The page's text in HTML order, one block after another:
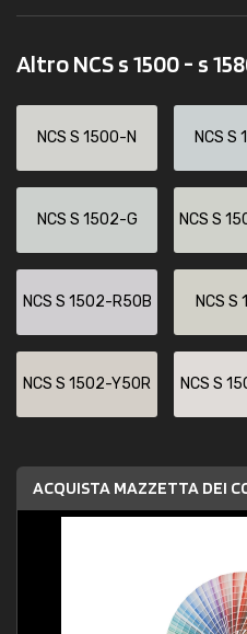
Altro NCS s 1500 - s
NCS S 1500-N NCS S
NCS S 1502-G NCS S
NCS S 1502-R50B NCS S
NCS S 1502-Y50R NCS S
ACQUISTA MAZZETTA DEI